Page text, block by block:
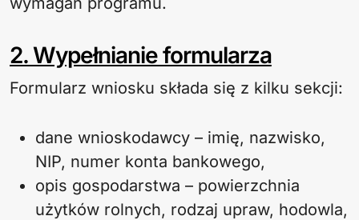
2. Wypełnianie formularza
Formularz wniosku składa się z kilku sekcji:
dane wnioskodawcy – imię, nazwisko,
NIP, numer konta bankowego,
opis gospodarstwa – powierzchnia
użytków rolnych, rodzaj upraw, hodowla,